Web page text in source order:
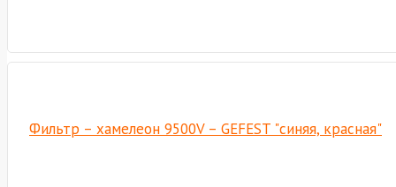
Фильтр – хамелеон 9500V – GEFEST "синяя, красная"